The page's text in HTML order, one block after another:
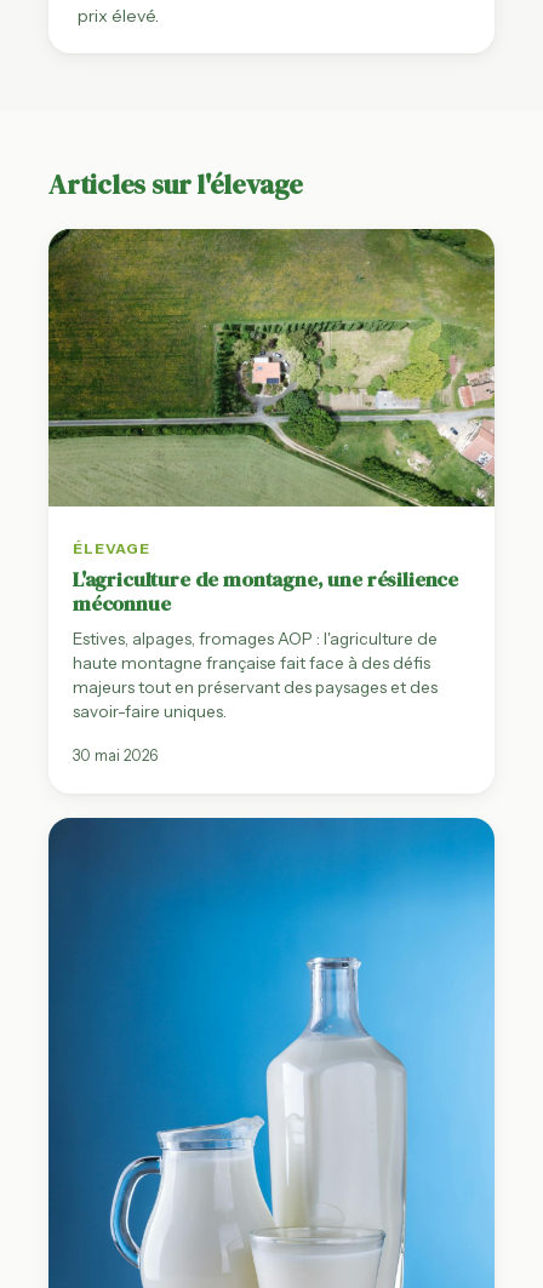
prix élevé.
Articles sur l'élevage
ÉLEVAGE
L'agriculture de montagne, une résilience
méconnue
Estives, alpages, fromages AOP : l'agriculture de
haute montagne française fait face à des défis
majeurs tout en préservant des paysages et des
savoir-faire uniques.
30 mai 2026